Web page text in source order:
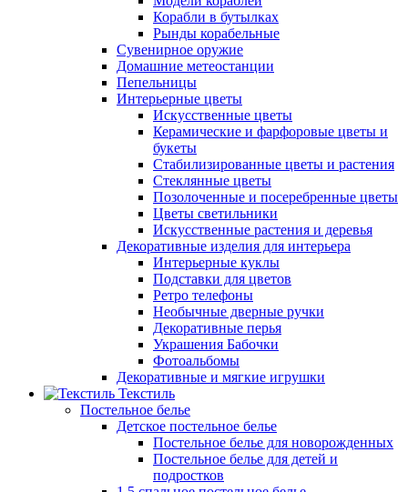
Корабли в бутылках
Рынды корабельные
Сувенирное оружие
Домашние метеостанции
Пепельницы
Интерьерные цветы
Искусственные цветы
Керамические и фарфоровые цветы и
букеты
Стабилизированные цветы и растения
Стеклянные цветы
Позолоченные и посеребренные цветы
Цветы светильники
Искусственные растения и деревья
Декоративные изделия для интерьера
Интерьерные куклы
Подставки для цветов
Ретро телефоны
Необычные дверные ручки
Декоративные перья
Украшения Бабочки
Фотоальбомы
Декоративные и мягкие игрушки
Текстиль
Постельное белье
Детское постельное белье
Постельное белье для новорожденных
Постельное белье для детей и
подростков